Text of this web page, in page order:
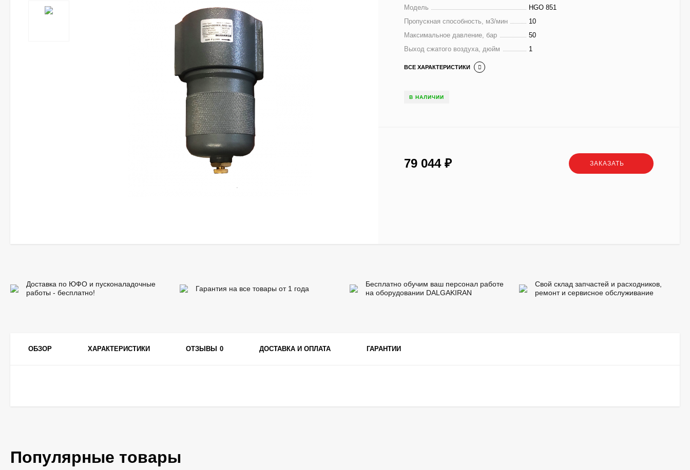
Модель
HGO 851
Пропускная способность, м3/мин
10
Максимальное давление, бар
50
Выход сжатого воздуха, дюйм
1
ВСЕ ХАРАКТЕРИСТИКИ
В НАЛИЧИИ
79 044 ЗАКАЗАТЬ
Доставка по ЮФО и пусконаладочные
работы - бесплатно!
Гарантия на все товары от 1 года
Бесплатно обучим ваш персонал работе
на оборудовании DALGAKIRAN
Свой склад запчастей и расходников,
ремонт и сервисное обслуживание
ОБЗОР ХАРАКТЕРИСТИКИ ОТЗЫВЫ 0 ДОСТАВКА И ОПЛАТА ГАРАНТИИ
Популярные товары